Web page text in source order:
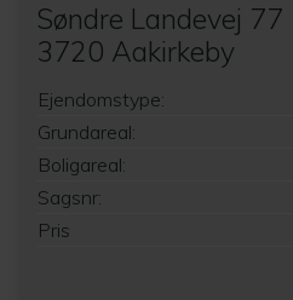
Søndre Landevej 77
3720 Aakirkeby
Ejendomstype:
Grundareal:
Boligareal:
Sagsnr:
Pris